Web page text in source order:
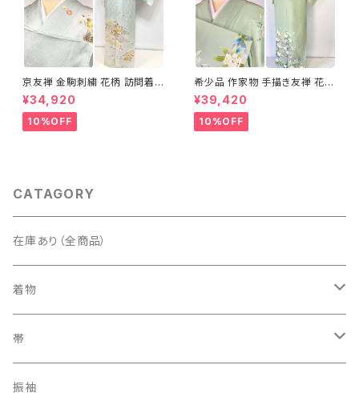
京友禅 金駒刺繍 花柄 訪問着
正絹 水色 黄緑 パステルカラー
アイスグリーン 1433
¥34,920
10%OFF
希少品 作家物 手描き友禅 花鳥
文 椿 沈丁花 訪問着 正絹 袷 黄
緑 青 白 1418
¥39,420
10%OFF
CATAGORY
在庫あり（全商品）
着物
訪問着・付下げ
紬
帯
袋帯
振袖